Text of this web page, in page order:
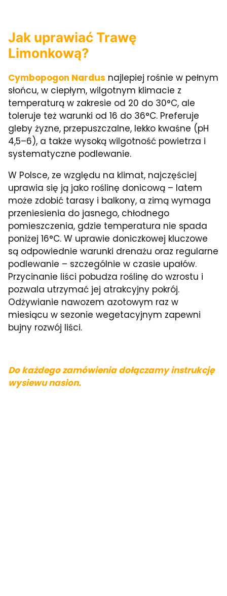
Jak uprawiać Trawę
Limonkową?
Cymbopogon Nardus najlepiej rośnie w pełnym
słońcu, w ciepłym, wilgotnym klimacie z
temperaturą w zakresie od 20 do 30°C, ale
toleruje też warunki od 16 do 36°C. Preferuje
gleby żyzne, przepuszczalne, lekko kwaśne (pH
4,5–6), a także wysoką wilgotność powietrza i
systematyczne podlewanie.
W Polsce, ze względu na klimat, najczęściej
uprawia się ją jako roślinę donicową – latem
może zdobić tarasy i balkony, a zimą wymaga
przeniesienia do jasnego, chłodnego
pomieszczenia, gdzie temperatura nie spada
poniżej 16°C. W uprawie doniczkowej kluczowe
są odpowiednie warunki drenażu oraz regularne
podlewanie – szczególnie w czasie upałów.
Przycinanie liści pobudza roślinę do wzrostu i
pozwala utrzymać jej atrakcyjny pokrój.
Odżywianie nawozem azotowym raz w
miesiącu w sezonie wegetacyjnym zapewni
bujny rozwój liści.
Do każdego zamówienia dołączamy instrukcję
wysiewu nasion.